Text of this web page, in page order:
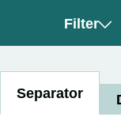
Filter
Separator